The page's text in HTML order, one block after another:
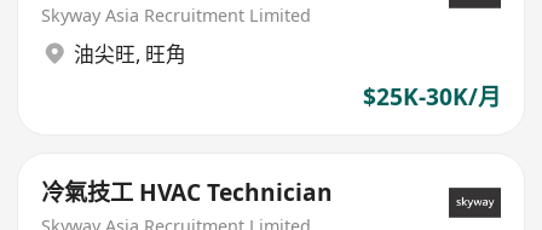
Skyway Asia Recruitment Limited
油尖旺, 旺角
$25K-30K/月
冷氣技工 HVAC Technician